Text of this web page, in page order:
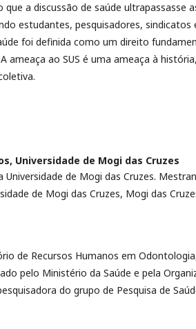
que a discussão de saúde ultrapassasse
estudantes, pesquisadores, sindicatos
foi definida como um direito
ameaça ao SUS é uma ameaça à história,
Universidade de Mogi das Cruzes
Universidade de Mogi das Cruzes.
de Mogi das Cruzes, Mogi das
de Recursos Humanos em
pelo Ministério da Saúde e pela
do grupo de Pesquisa de